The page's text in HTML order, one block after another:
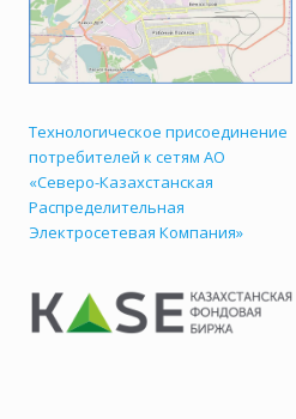
Технологическое присоединение
потребителей к сетям АО
«Северо-Казахстанская
Распределительная
Электросетевая Компания»